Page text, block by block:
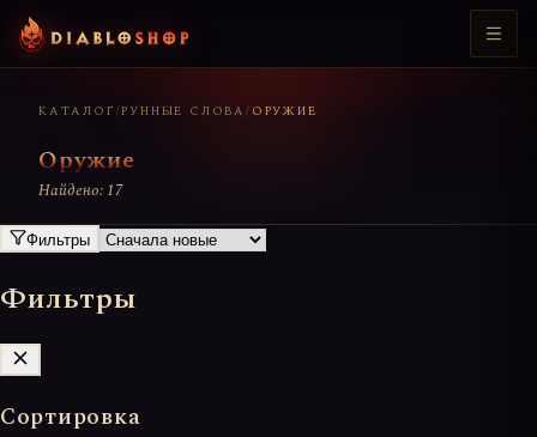
КАТАЛОГ/РУННЫЕ СЛОВА/ ОРУЖИЕ
Оружие
Найдено: 17
Фильтры
Фильтры
Сортировка